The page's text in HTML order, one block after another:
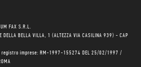
FAX S.R.L.
BELLA VILLA, 1 (ALTEZZA VIA CASILINA 939) - CAP
registro imprese: RM-1997-155274 DEL 25/02/1997 /